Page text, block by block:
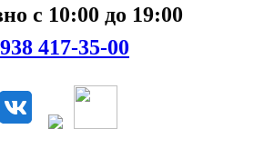
с 10:00 до 19:00
417-35-00